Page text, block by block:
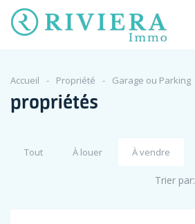
Accueil Propriété Garage ou Parking
propriétés
Tout À louer À vendre
Trier par: